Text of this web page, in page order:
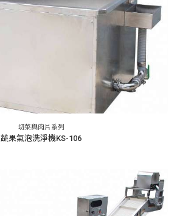
切菜與肉片系列
蔬果氣泡洗淨機KS-106